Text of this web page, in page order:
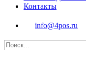
Контакты
info@4pos.ru